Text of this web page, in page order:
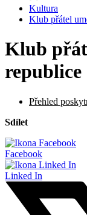
Kultura
Klub přátel
Klub
republice
Přehled
Sdílet
Facebook
Linked In